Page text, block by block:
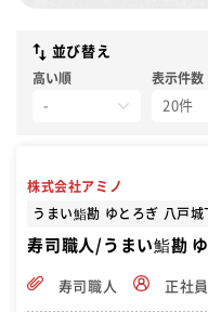
並び替え
高い順 表示件数
株式会社アミノ
うまい鮨勘 ゆとろぎ 八戸城
寿司職人/うまい鮨勘
寿司職人 正社員